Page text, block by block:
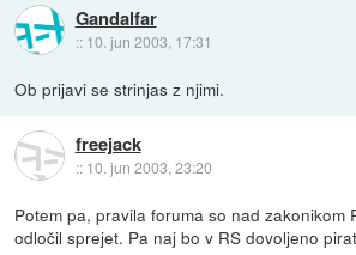
Gandalfar
:: 10. jun 2003, 17:31
Ob prijavi se strinjas z njimi.
freejack
:: 10. jun 2003, 23:20
Potem pa, pravila foruma so nad zakonikom
odločil sprejet. Pa naj bo v RS dovoljeno